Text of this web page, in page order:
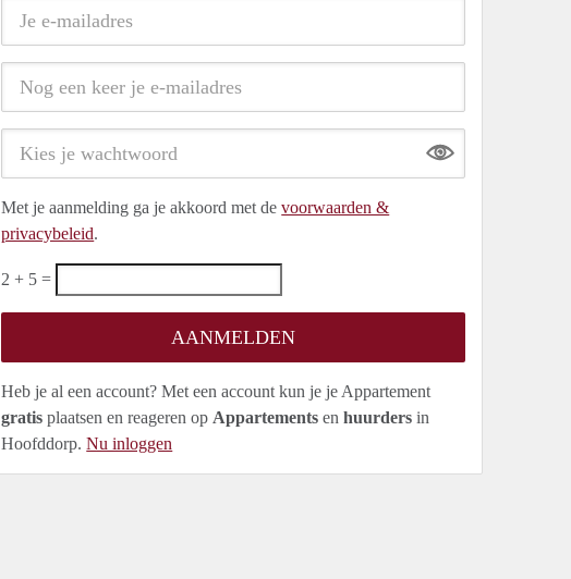
Show
Met je aanmelding ga je akkoord met devoorwaarden &
privacybeleid.
2 + 5 =
Heb je al een account? Met een account kun je je Appartement
gratis plaatsen en reageren op Appartements enhuurders in
Hoofddorp.Nu inloggen